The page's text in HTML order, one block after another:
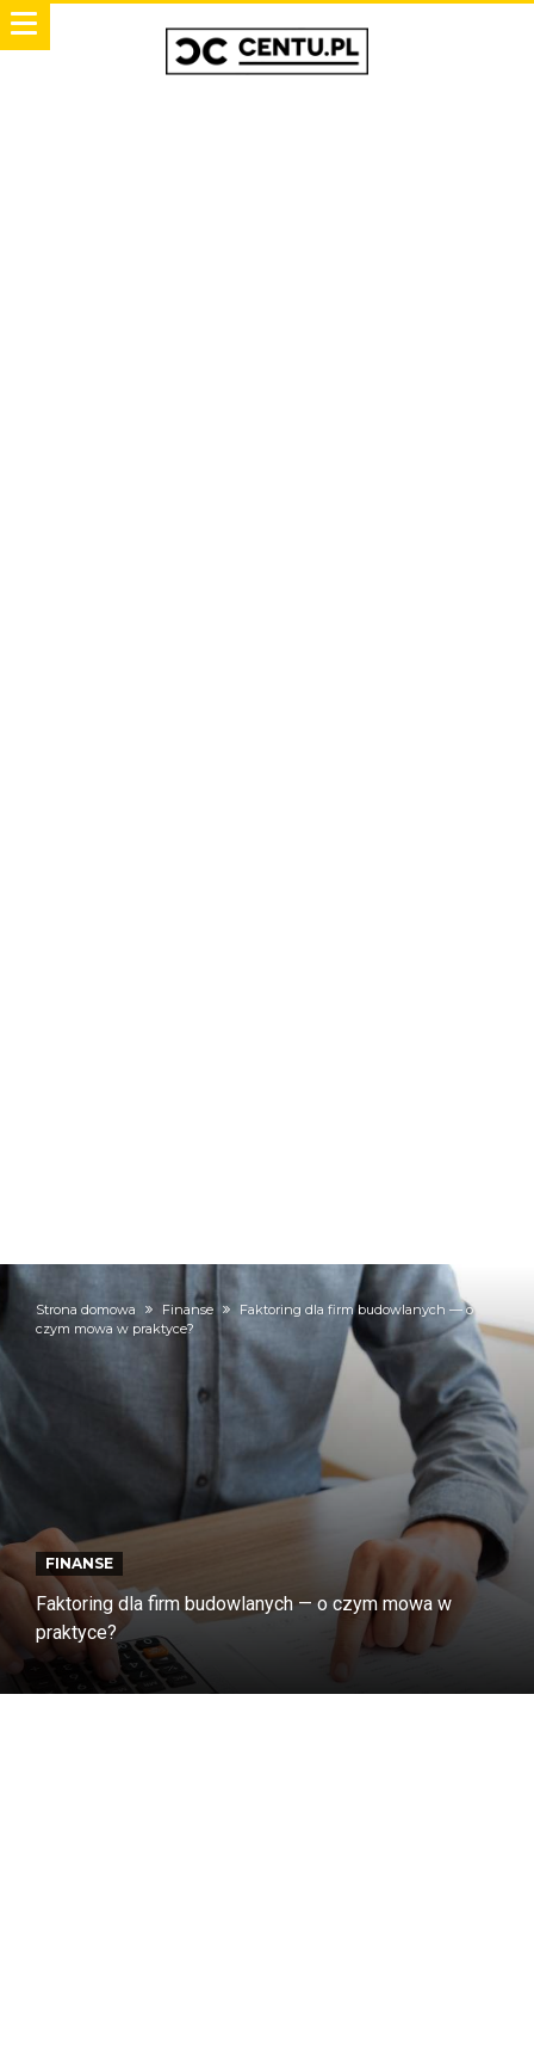
Strona domowa Finanse
Faktoring dla firm budowlanych — o
czym mowa w praktyce?
FINANSE
Faktoring dla firm budowlanych — o czym mowa w
praktyce?